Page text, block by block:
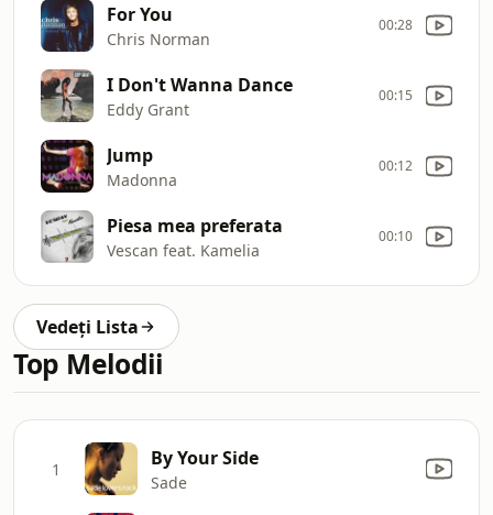
For You
Chris Norman
00:28
I Don't Wanna Dance
Eddy Grant
00:15
Jump
Madonna
00:12
Piesa mea preferata
Vescan feat. Kamelia
00:10
Vedeți Lista
Top Melodii
1 By Your Side
Sade